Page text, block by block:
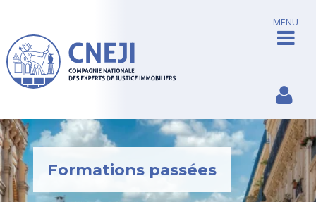
MENU
Formations passées